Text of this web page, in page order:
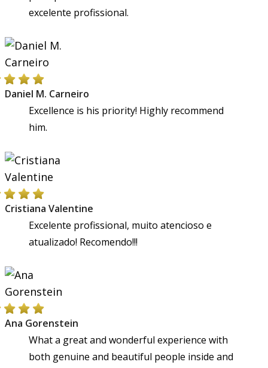
excelente profissional.
Daniel M. Carneiro
Excellence is his priority! Highly recommend
him.
Cristiana Valentine
Excelente profissional, muito atencioso e
atualizado! Recomendo!!!
Ana Gorenstein
What a great and wonderful experience with
both genuine and beautiful people inside and